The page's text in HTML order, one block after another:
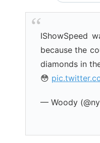
IShowSpeed
because the
diamonds in
😳
— Woody